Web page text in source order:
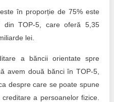
în proporție de 75% este
din TOP-5, care oferă 5,35
lei.
a băncii orientate spre
avem două bănci în TOP-5,
despre care se poate spune
a persoanelor fizice.